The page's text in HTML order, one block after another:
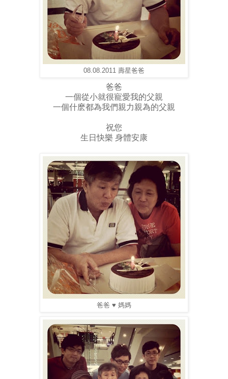
08.08.2011 壽星爸爸
爸爸
一個從小就很寵愛我的父親
一個什麽都為我們親力親為的父親
祝您
生日快樂 身體安康
爸爸 ♥ 媽媽